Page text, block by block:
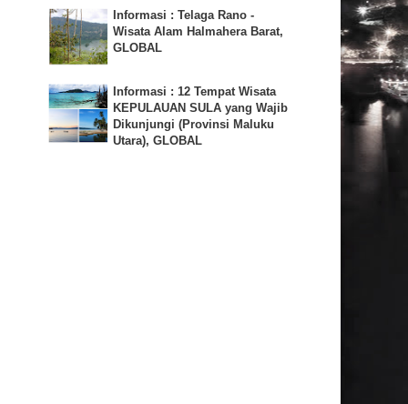
Informasi : Telaga Rano -
Wisata Alam Halmahera Barat,
GLOBAL
Informasi : 12 Tempat Wisata
KEPULAUAN SULA yang Wajib
Dikunjungi (Provinsi Maluku
Utara), GLOBAL